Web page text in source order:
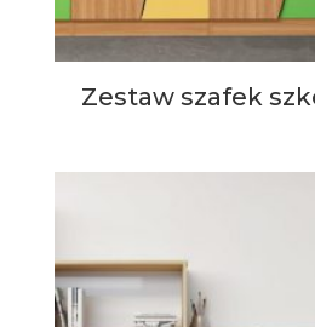
Zestaw szafek